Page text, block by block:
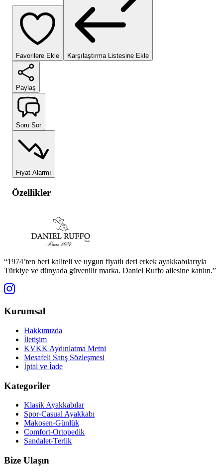
Favorilere Ekle Karşılaştırma Listesine Ekle
Paylaş
Soru Sor
Fiyat Alarmı
Özellikler
“1974’ten beri kaliteli ve uygun fiyatlı deri erkek ayakkabılarıyla
Türkiye ve dünyada güvenilir marka. Daniel Ruffo ailesine katılın.”
Kurumsal
Hakkımızda
İletişim
KVKK Aydınlatma Metni
Mesafeli Satış Sözleşmesi
İptal ve İade
Kategoriler
Klasik Ayakkabılar
Spor-Casual Ayakkabı
Makosen-Günlük
Comfort-Ortopedik
Sandalet-Terlik
Bize Ulaşın